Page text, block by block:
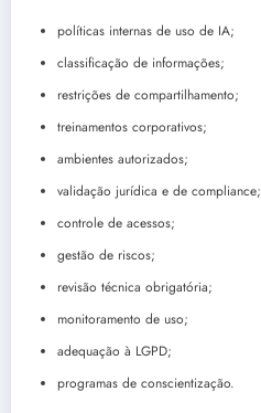
políticas internas de uso de IA;
classificação de informações;
restrições de compartilhamento;
treinamentos corporativos;
ambientes autorizados;
validação jurídica e de compliance;
controle de acessos;
gestão de riscos;
revisão técnica obrigatória;
monitoramento de uso;
adequação à LGPD;
programas de conscientização.